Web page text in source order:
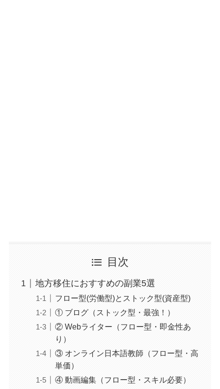
目次
地方移住におすすめの副業5選
フロー型(労働型)とストック型(資産型)
① ブログ（ストック型・最強！）
② Webライター（フロー型・即金性あ
り）
③ オンライン日本語教師（フロー型・高
単価）
④ 動画編集（フロー型・スキル必要）